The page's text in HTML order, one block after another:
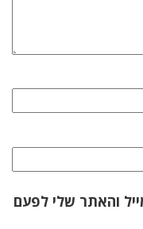
והאתר שלי לפעם